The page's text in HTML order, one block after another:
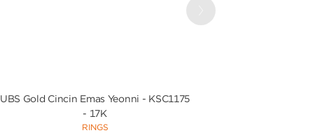
UBS Gold Cincin Emas Yeonni - KSC1175
- 17K
RINGS
Next